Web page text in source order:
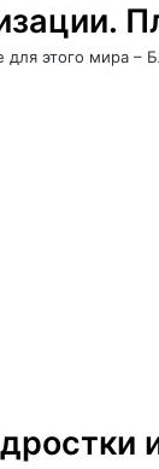
этого мира –